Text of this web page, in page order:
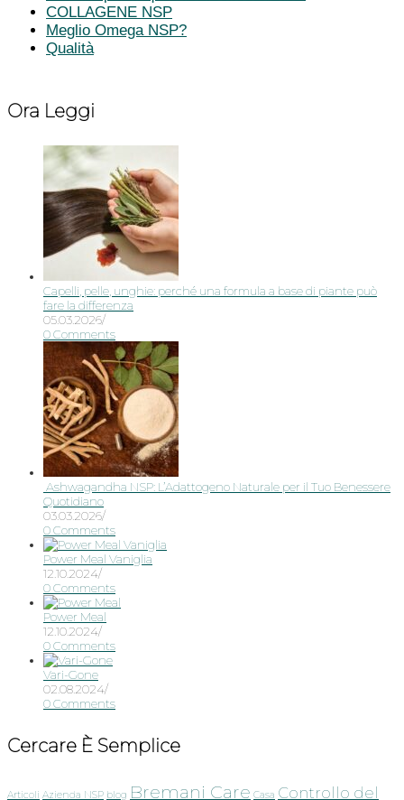
COLLAGENE NSP
Meglio Omega NSP?
Qualità
Ora Leggi
Capelli, pelle, unghie: perché una formula a base di piante può
fare la differenza
05.03.2026/
0 Comments
Ashwagandha NSP: L’Adattogeno Naturale per il Tuo Benessere
Quotidiano
03.03.2026/
0 Comments
Power Meal Vaniglia
12.10.2024/
0 Comments
Power Meal
12.10.2024/
0 Comments
Vari-Gone
02.08.2024/
0 Comments
Cercare È Semplice
Articoli Azienda NSP blog Bremani Care Casa Controllo del